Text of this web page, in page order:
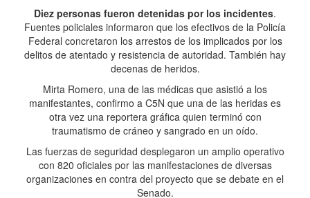
Diez personas fueron detenidas por los incidentes.
Fuentes policiales informaron que los efectivos de la Policía
Federal concretaron los arrestos de los implicados por los
delitos de atentado y resistencia de autoridad. También hay
decenas de heridos.
Mirta Romero, una de las médicas que asistió a los
manifestantes, confirmo a C5N que una de las heridas es
otra vez una reportera gráfica quien terminó con
traumatismo de cráneo y sangrado en un oído.
Las fuerzas de seguridad desplegaron un amplio operativo
con 820 oficiales por las manifestaciones de diversas
organizaciones en contra del proyecto que se debate en el
Senado.